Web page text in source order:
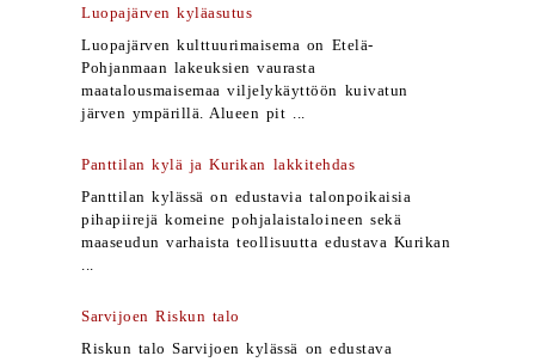
Luopajärven kyläasutus
Luopajärven kulttuurimaisema on Etelä-
Pohjanmaan lakeuksien vaurasta
maatalousmaisemaa viljelykäyttöön kuivatun
järven ympärillä. Alueen pit ...
Panttilan kylä ja Kurikan lakkitehdas
Panttilan kylässä on edustavia talonpoikaisia
pihapiirejä komeine pohjalaistaloineen sekä
maaseudun varhaista teollisuutta edustava Kurikan
...
Sarvijoen Riskun talo
Riskun talo Sarvijoen kylässä on edustava